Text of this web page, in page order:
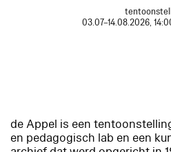
03.07–14.08.2026,
de Appel is een
en pedagogisch lab en een